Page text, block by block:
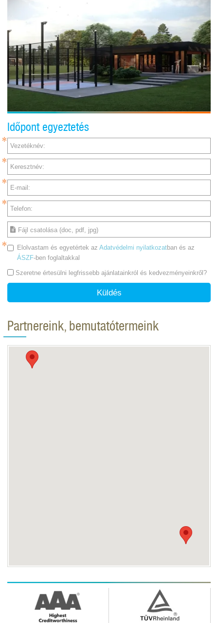
Időpont egyeztetés
Vezetéknév:
Keresztnév:
E-mail:
Telefon:
Fájl csatolása (doc, pdf, jpg)
Elolvastam és egyetértek az Adatvédelmi nyilatkozatban és az
ÁSZF-ben foglaltakkal
Szeretne értesülni legfrissebb ajánlatainkról és kedvezményeinkről?
Küldés
Partnereink, bemutatótermeink